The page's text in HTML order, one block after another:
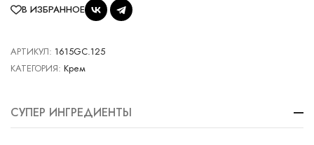
В ИЗБРАННОЕ
АРТИКУЛ: 1615GC.125
КАТЕГОРИЯ: Крем
СУПЕР ИНГРЕДИЕНТЫ